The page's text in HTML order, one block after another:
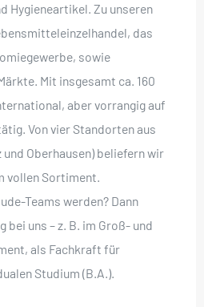
Hygieneartikel. Zu unseren
das
sowie
Mit insgesamt ca. 160
aber vorrangig auf
Von vier Standorten aus
und Oberhausen) beliefern wir
vollen Sortiment.
Teams werden? Dann
uns – z. B. im Groß- und
als Fachkraft für
Studium (B.A.).